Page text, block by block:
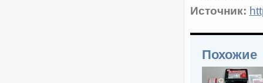
Источник:
Похожие